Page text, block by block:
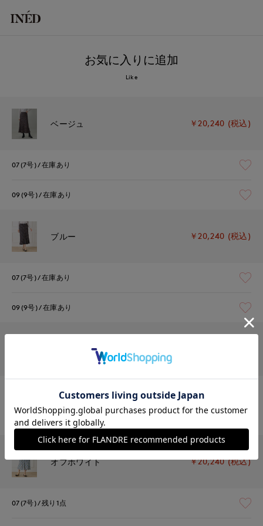
お気に入りに追加
Like
ベージュ ￥20,240 (税込)
07(7号) 在庫あり
09(9号) 在庫あり
ブルー ￥20,240 (税込)
07(7号) 在庫あり
09(9号) 在庫あり
残り1点
09(9号) 残りわずか
オフホワイト ￥20,240 (税込)
07(7号) 残り1点